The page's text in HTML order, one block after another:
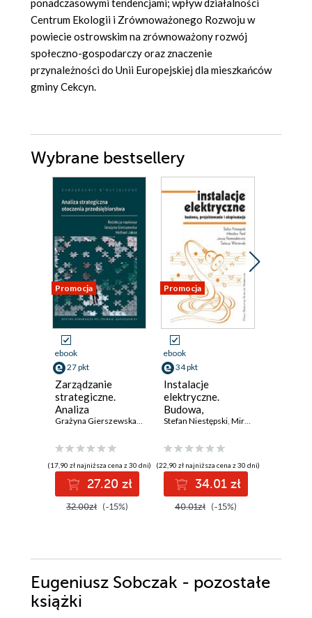
ponadczasowymi tendencjami; wpływ działalności
Centrum Ekologii i Zrównoważonego Rozwoju w
powiecie ostrowskim na zrównoważony rozwój
społeczno-gospodarczy oraz znaczenie
przynależności do Unii Europejskiej dla mieszkańców
gminy Cekcyn.
Wybrane bestsellery
Promocja
ebook
27 pkt
Zarządzanie
strategiczne.
Analiza
strategiczna
przedsiębiorstwa
Grażyna Gierszewska
,Michael Jaksa
(17,90 zł najniższa cena z 30 dni)
27.20 zł
32.00zł (-15%)
Promocja
ebook
34 pkt
Instalacje
elektryczne.
Budowa,
projektowanie i
Stefan Niestępski, Mirosław Parol
(22,90 zł najniższa cena z 30 dni)
34.01 zł
40.01zł (-15%)
Eugeniusz Sobczak - pozostałe
książki